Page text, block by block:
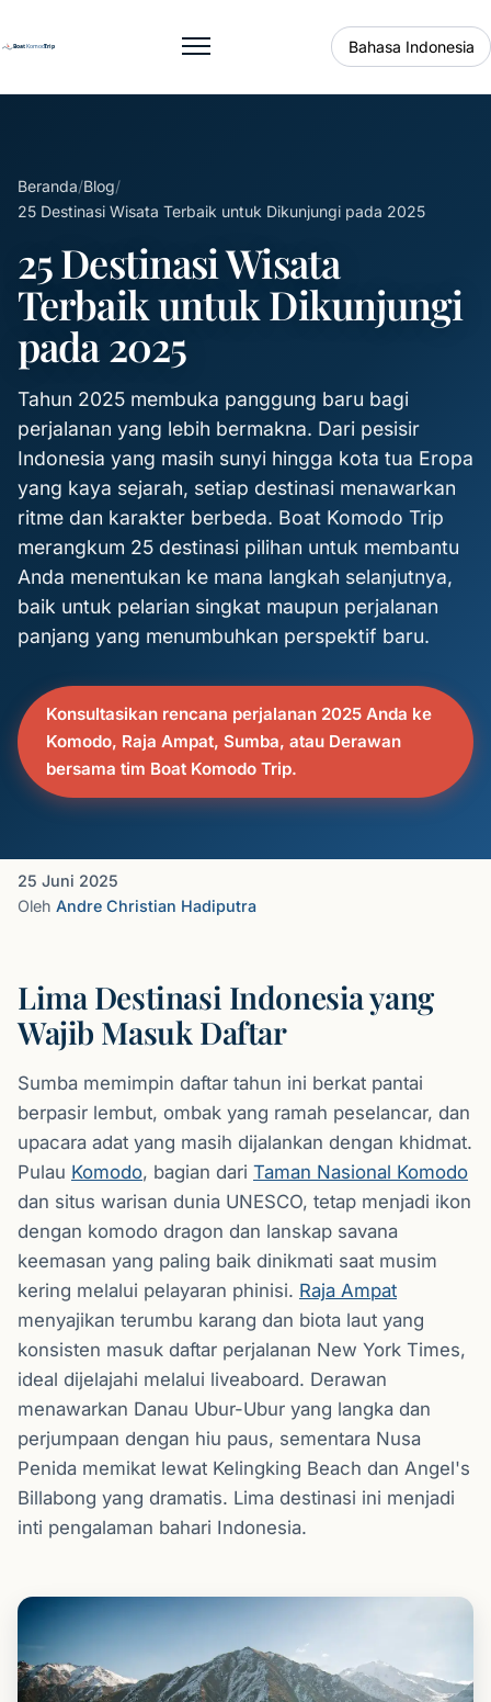
Buka menu Bahasa Indonesia
Beranda/Blog/
25 Destinasi Wisata Terbaik untuk Dikunjungi pada 2025
25 Destinasi Wisata
Terbaik untuk Dikunjungi
pada 2025
Tahun 2025 membuka panggung baru bagi
perjalanan yang lebih bermakna. Dari pesisir
Indonesia yang masih sunyi hingga kota tua Eropa
yang kaya sejarah, setiap destinasi menawarkan
ritme dan karakter berbeda. Boat Komodo Trip
merangkum 25 destinasi pilihan untuk membantu
Anda menentukan ke mana langkah selanjutnya,
baik untuk pelarian singkat maupun perjalanan
panjang yang menumbuhkan perspektif baru.
Konsultasikan rencana perjalanan 2025 Anda ke
Komodo, Raja Ampat, Sumba, atau Derawan
bersama tim Boat Komodo Trip.
25 Juni 2025
Oleh Andre Christian Hadiputra
Lima Destinasi Indonesia yang
Wajib Masuk Daftar
Sumba memimpin daftar tahun ini berkat pantai
berpasir lembut, ombak yang ramah peselancar, dan
upacara adat yang masih dijalankan dengan khidmat.
Pulau Komodo, bagian dari Taman Nasional Komodo
dan situs warisan dunia UNESCO, tetap menjadi ikon
dengan komodo dragon dan lanskap savana
keemasan yang paling baik dinikmati saat musim
kering melalui pelayaran phinisi. Raja Ampat
menyajikan terumbu karang dan biota laut yang
konsisten masuk daftar perjalanan New York Times,
ideal dijelajahi melalui liveaboard. Derawan
menawarkan Danau Ubur-Ubur yang langka dan
perjumpaan dengan hiu paus, sementara Nusa
Penida memikat lewat Kelingking Beach dan Angel's
Billabong yang dramatis. Lima destinasi ini menjadi
inti pengalaman bahari Indonesia.